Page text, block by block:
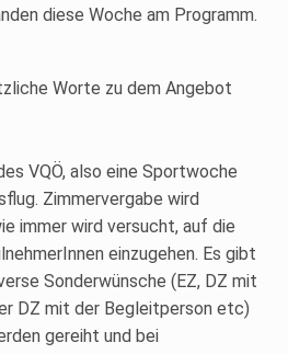
diese Woche am Programm.
Worte zu dem Angebot
VQÖ, also eine Sportwoche
Zimmervergabe wird
immer wird versucht, auf die
einzugehen. Es gibt
Sonderwünsche (EZ, DZ mit
DZ mit der Begleitperson etc)
gereiht und bei